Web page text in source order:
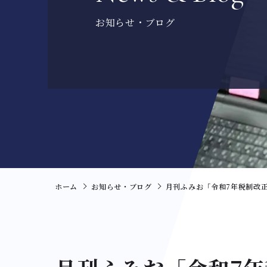
お知らせ・ブログ
ホーム お知らせ・ブログ 月刊ふみお「令和7年税制改